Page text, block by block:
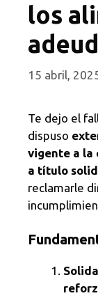
los
15 abril,
Te dejo el
dispuso
vigente a la
a título
reclamarle